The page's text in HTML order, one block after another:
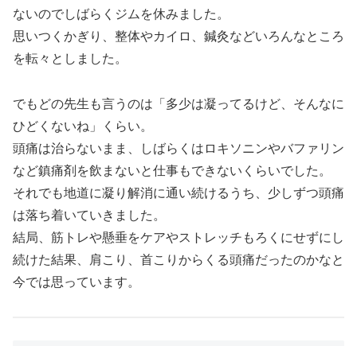
ないのでしばらくジムを休みました。
思いつくかぎり、整体やカイロ、鍼灸などいろんなところ
を転々としました。
でもどの先生も言うのは「多少は凝ってるけど、そんなに
ひどくないね」くらい。
頭痛は治らないまま、しばらくはロキソニンやバファリン
など鎮痛剤を飲まないと仕事もできないくらいでした。
それでも地道に凝り解消に通い続けるうち、少しずつ頭痛
は落ち着いていきました。
結局、筋トレや懸垂をケアやストレッチもろくにせずにし
続けた結果、肩こり、首こりからくる頭痛だったのかなと
今では思っています。